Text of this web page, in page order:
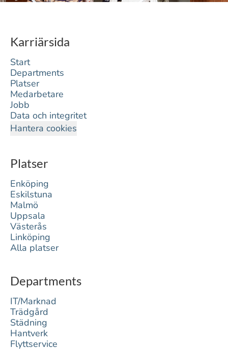
Karriärsida
Start
Departments
Platser
Medarbetare
Jobb
Data och integritet
Hantera cookies
Platser
Enköping
Eskilstuna
Malmö
Uppsala
Västerås
Linköping
Alla platser
Departments
IT/Marknad
Trädgård
Städning
Hantverk
Flyttservice